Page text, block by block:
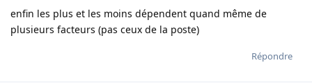
enfin les plus et les moins dépendent quand même de
plusieurs facteurs (pas ceux de la poste)
Répondre